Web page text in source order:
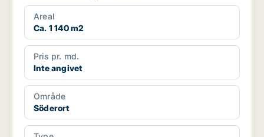
Areal
Ca. 1 140 m2
Pris pr. md.
Inte angivet
Område
Söderort